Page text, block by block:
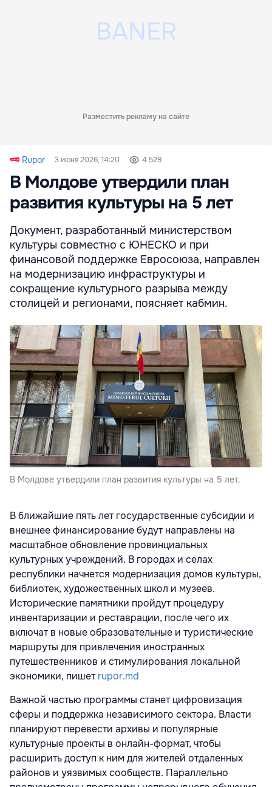
Разместить рекламу на сайте
Rupor 3 июня 2026, 14:20 4 529
В Молдове утвердили план
развития культуры на 5 лет
Документ, разработанный министерством
культуры совместно с ЮНЕСКО и при
финансовой поддержке Евросоюза, направлен
на модернизацию инфраструктуры и
сокращение культурного разрыва между
столицей и регионами, поясняет кабмин.
В Молдове утвердили план развития культуры на 5 лет.
В ближайшие пять лет государственные субсидии и
внешнее финансирование будут направлены на
масштабное обновление провинциальных
культурных учреждений. В городах и селах
республики начнется модернизация домов культуры,
библиотек, художественных школ и музеев.
Исторические памятники пройдут процедуру
инвентаризации и реставрации, после чего их
включат в новые образовательные и туристические
маршруты для привлечения иностранных
путешественников и стимулирования локальной
экономики, пишетrupor.md
Важной частью программы станет цифровизация
сферы и поддержка независимого сектора. Власти
планируют перевести архивы и популярные
культурные проекты в онлайн-формат, чтобы
расширить доступ к ним для жителей отдаленных
районов и уязвимых сообществ. Параллельно